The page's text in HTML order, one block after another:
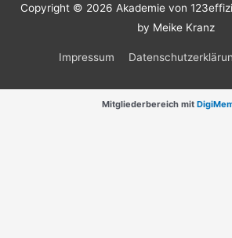
Copyright © 2026 Akademie von
by Meike Kranz
Impressum
Mitgliederbereich mit